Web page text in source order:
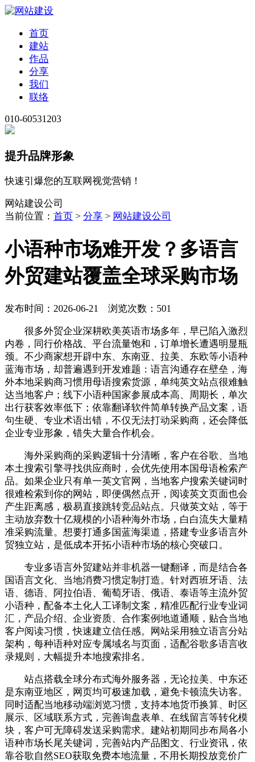
首页
建站
作品
分享
我们
联络
010-60531203
提升品牌形象
快速引爆您的互联网视觉营销！
网站建设公司
当前位置： 首页 > 分享 > 网站建设公司
小语种市场难开发？多语言
外贸建站覆盖全球采购市场
发布时间：2026-06-21 浏览次数：501
很多外贸企业深耕欧美英语市场多年，早已陷入激烈
内卷，同行价格战、平台流量饱和，订单增长遭遇明显瓶
颈。不少商家想开辟中东、东南亚、拉美、东欧等小语种
蓝海市场，却普遍遇到开发难题：语言沟通存在壁垒，海
外本地采购商习惯用母语搜索货源，单纯英文站点很难触
达当地客户；线下小语种国家参展成本高、周期长，单次
出行获客效率低下；依靠翻译软件简单转换产品文案，语
句生硬、专业术语出错，不仅无法打动采购商，还会降低
企业专业形象，错失大量合作机会。
海外采购商的采购逻辑十分清晰，客户在谷歌、当地
本土搜索引擎寻找供应商时，会优先使用本国母语检索产
品。如果企业只有单一英文官网，当地客户搜索关键词时
很难检索到你的网站，即便偶然点开，阅读英文页面也会
产生距离感，极易直接跳转竞品站点。只做英文站，等于
主动放弃数十亿规模的小语种海外市场，白白流失大量精
准采购流量。想要打通多国蓝海渠道，搭建专业多语言外
贸独立站，是低成本开拓小语种市场的核心突破口。
专业多语言外贸建站并非机器一键翻译，而是结合各
国语言文化、当地消费习惯定制打造。针对西班牙语、法
语、德语、阿拉伯语、葡萄牙语、俄语、泰语等主流外贸
小语种，配备本土化人工译制文案，精准匹配行业专业词
汇，产品介绍、企业资质、合作案例地道通顺，贴合当地
客户阅读习惯，快速建立信任感。网站采用独立语言分站
架构，每种语种对应专属域名与页面，适配谷歌多语言收
录规则，大幅提升本地搜索排名。
站点搭载全球分布式海外服务器，无论拉美、中东还
是东南亚地区，网页均可极速加载，避免卡顿流失访客。
同时适配当地移动端浏览习惯，支持本地货币换算、时区
展示、区域联系方式，完善询盘表单、在线留言等转化模
块，客户可无障碍发送采购需求。建站初期同步布局各小
语种市场长尾关键词，完善站内产品图文、行业资讯，依
靠谷歌自然SEO获取免费本地流量，不用长期投放竞价广